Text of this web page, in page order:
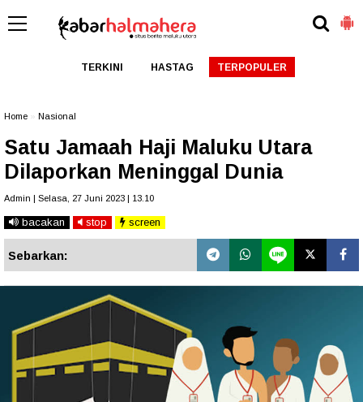
TERKINI HASTAG TERPOPULER
Home Nasional
Satu Jamaah Haji Maluku Utara
Dilaporkan Meninggal Dunia
Admin | Selasa, 27 Juni 2023 | 13.10
bacakan stop screen
Sebarkan: